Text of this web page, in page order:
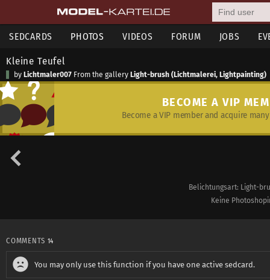
SEDCARDS PHOTOS VIDEOS FORUM JOBS
Kleine Teufel
by Lichtmaler007 From the gallery Light-brush (Lichtmalerei, Lightpainting)
BECOME A VIP
Become a VIP member and acquire
Belichtungsart: Light-
Keine
COMMENTS 14
You may only use this function if you have one active sedcard.